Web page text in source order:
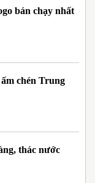
bán chạy nhất
chén Trung
thác nước